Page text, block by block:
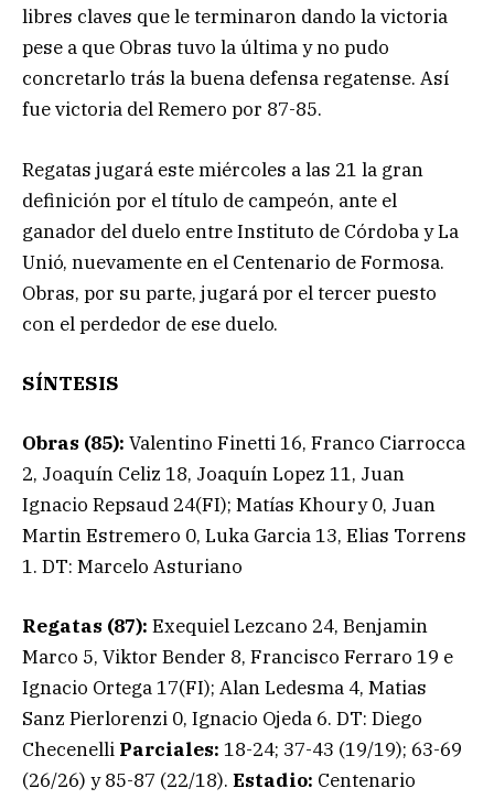
libres claves que le terminaron dando la victoria
pese a que Obras tuvo la última y no pudo
concretarlo trás la buena defensa regatense. Así
fue victoria del Remero por 87-85.
Regatas jugará este miércoles a las 21 la gran
definición por el título de campeón, ante el
ganador del duelo entre Instituto de Córdoba y La
Unió, nuevamente en el Centenario de Formosa.
Obras, por su parte, jugará por el tercer puesto
con el perdedor de ese duelo.
SÍNTESIS
Obras (85): Valentino Finetti 16, Franco Ciarrocca
2, Joaquín Celiz 18, Joaquín Lopez 11, Juan
Ignacio Repsaud 24(FI); Matías Khoury 0, Juan
Martin Estremero 0, Luka Garcia 13, Elias Torrens
1. DT: Marcelo Asturiano
Regatas (87): Exequiel Lezcano 24, Benjamin
Marco 5, Viktor Bender 8, Francisco Ferraro 19 e
Ignacio Ortega 17(FI); Alan Ledesma 4, Matias
Sanz Pierlorenzi 0, Ignacio Ojeda 6. DT: Diego
Checenelli Parciales: 18-24; 37-43 (19/19); 63-69
(26/26) y 85-87 (22/18). Estadio: Centenario